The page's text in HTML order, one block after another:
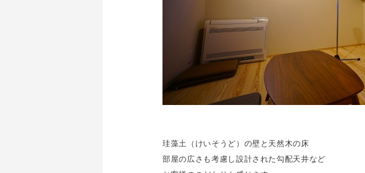
珪藻土（けいそうど）の壁と天然木の床
部屋の広さも考慮し設計された勾配天井など